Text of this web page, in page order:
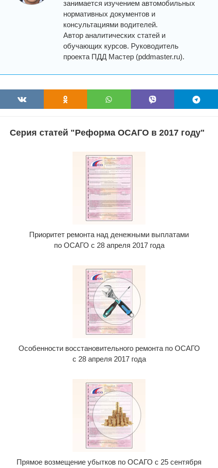
занимается изучением автомобильных
нормативных документов и
консультациями водителей.
Автор аналитических статей и
обучающих курсов. Руководитель
проекта ПДД Мастер (pddmaster.ru).
Серия статей "Реформа ОСАГО в 2017 году"
Приоритет ремонта над денежными выплатами
по ОСАГО с 28 апреля 2017 года
Особенности восстановительного ремонта по ОСАГО
с 28 апреля 2017 года
Прямое возмещение убытков по ОСАГО с 25 сентября